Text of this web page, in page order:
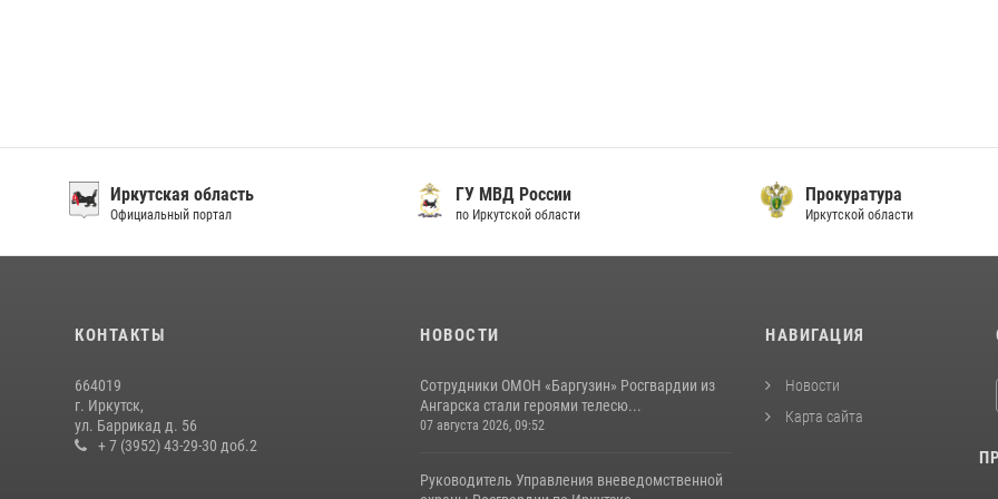
Иркутская область
Официальный портал
ГУ МВД России
по Иркутской области
Прокуратура
Иркутской области
КОНТАКТЫ
664019
г. Иркутск,
ул. Баррикад д. 56
+ 7 (3952) 43-29-30 доб.2
НОВОСТИ
Сотрудники ОМОН «Баргузин» Росгвардии из
Ангарска стали героями телесю...
07 августа 2026, 09:52
Руководитель Управления вневедомственной
НАВИГАЦИЯ
Новости
Карта сайта